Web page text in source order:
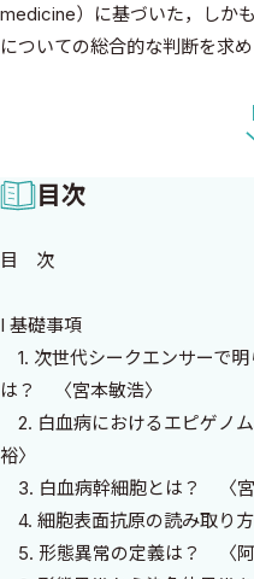
medicine）に基づいた，しか
についての総合的な判断を求
が，治療効果の適切な評価，
TKIの副作用に対する適切な
形成症候群においてもメチル
登場し，同種移植を含めて治
療選択がEBMに則った最適の
ドライン（第1.0版）を2013年
1.1版をWeb上で公開している
ゴリズム，CQとそれに対する
第I章として取り扱われている
の都合上，いくつかの重要な
容の背景を十分に述べきれな
そこで，本書では，血液専門
際に遭遇する数々の疑問に答
目次
目 次
I 基礎事項
1. 次世代シークエンサーで
は？ 〈宮本敏浩〉
2. 白血病におけるエピゲノ
裕〉
3. 白血病幹細胞とは？ 〈宮
4. 細胞表面抗原の読み取り
5. 形態異常の定義は？ 〈